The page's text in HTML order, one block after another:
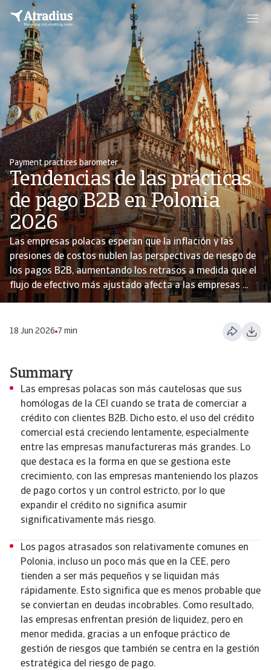
Payment practices barometer
Tendencias de las prácticas
de pago B2B en Polonia
2026
Las empresas polacas esperan que la inflación y las
presiones de costos nublen las perspectivas de riesgo de
los pagos B2B, aumentando los retrasos a medida que el
flujo de efectivo más ajustado afecta a las empresas ...
18 Jun 2026 7 min
Summary
Las empresas polacas son más cautelosas que sus
homólogas de la CEI cuando se trata de comerciar a
crédito con clientes B2B. Dicho esto, el uso del crédito
comercial está creciendo lentamente, especialmente
entre las empresas manufactureras más grandes. Lo
que destaca es la forma en que se gestiona este
crecimiento, con las empresas manteniendo los plazos
de pago cortos y un control estricto, por lo que
expandir el crédito no significa asumir
significativamente más riesgo.
Los pagos atrasados son relativamente comunes en
Polonia, incluso un poco más que en la CEE, pero
tienden a ser más pequeños y se liquidan más
rápidamente. Esto significa que es menos probable que
se conviertan en deudas incobrables. Como resultado,
las empresas enfrentan presión de liquidez, pero en
menor medida, gracias a un enfoque práctico de
gestión de riesgos que también se centra en la gestión
estratégica del riesgo de pago.